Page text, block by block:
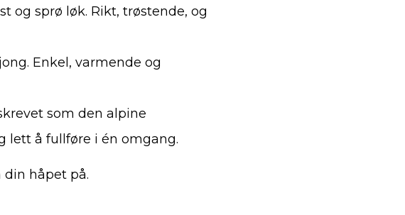
og sprø løk. Rikt, trøstende, og
Enkel, varmende og
som den alpine
lett å fullføre i én omgang.
håpet på.